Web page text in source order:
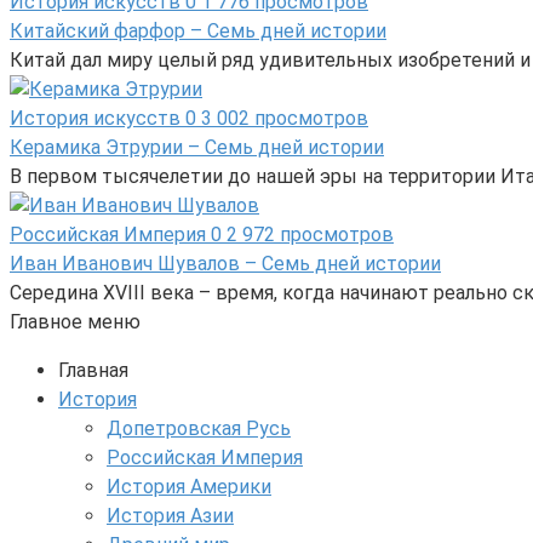
Китайский фарфор – Семь дней истории
Китай дал миру целый ряд удивительных изобретений
История искусств 0 3 002 просмотров
Керамика Этрурии – Семь дней истории
В первом тысячелетии до нашей эры на территории
Российская Империя 0 2 972 просмотров
Иван Иванович Шувалов – Семь дней истории
Середина XVIII века – время, когда начинают реально
Главное меню
Главная
История
Допетровская Русь
Российская Империя
История Америки
История Азии